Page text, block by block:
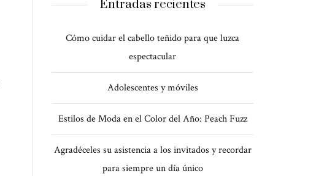
Entradas recientes
Cómo cuidar el cabello teñido para que luzca
espectacular
Adolescentes y móviles
Estilos de Moda en el Color del Año: Peach Fuzz
Agradéceles su asistencia a los invitados y recordar
para siempre un día único